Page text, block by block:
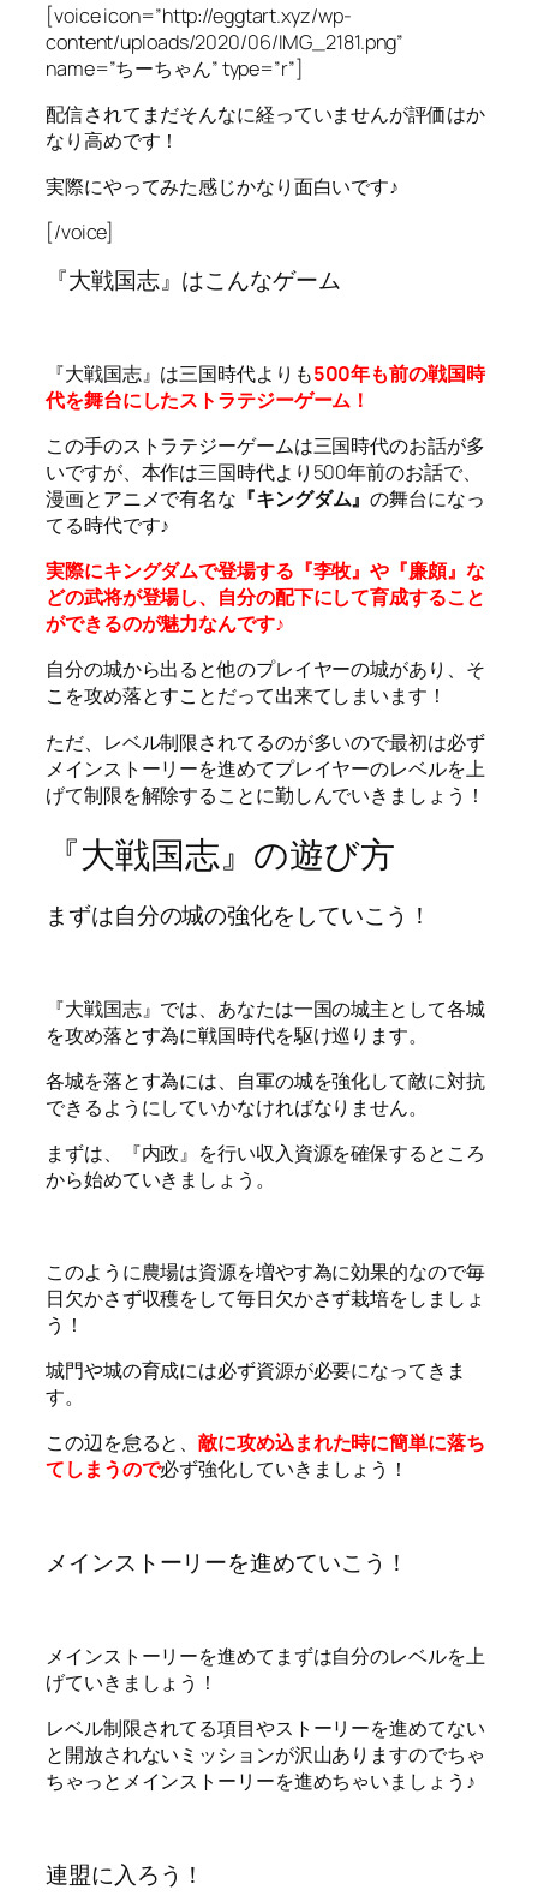
[voice icon=”http://eggtart.xyz/wp-
content/uploads/2020/06/IMG_2181.png”
name=”ちーちゃん” type=”r”]
配信されてまだそんなに経っていませんが評価はか
なり高めです！
実際にやってみた感じかなり面白いです♪
[/voice]
『大戦国志』はこんなゲーム
『大戦国志』は三国時代よりも500年も前の戦国時
代を舞台にしたストラテジーゲーム！
この手のストラテジーゲームは三国時代のお話が多
いですが、本作は三国時代より500年前のお話で、
漫画とアニメで有名な 『キングダム』の舞台になっ
てる時代です♪
実際にキングダムで登場する『李牧』や『廉頗』な
どの武将が登場し、自分の配下にして育成すること
ができるのが魅力なんです♪
自分の城から出ると他のプレイヤーの城があり、そ
こを攻め落とすことだって出来てしまいます！
ただ、レベル制限されてるのが多いので最初は必ず
メインストーリーを進めてプレイヤーのレベルを上
げて制限を解除することに勤しんでいきましょう！
『大戦国志』の遊び方
まずは自分の城の強化をしていこう！
『大戦国志』では、あなたは一国の城主として各城
を攻め落とす為に戦国時代を駆け巡ります。
各城を落とす為には、自軍の城を強化して敵に対抗
できるようにしていかなければなりません。
まずは、『内政』を行い収入資源を確保するところ
から始めていきましょう。
このように農場は資源を増やす為に効果的なので毎
日欠かさず収穫をして毎日欠かさず栽培をしましょ
う！
城門や城の育成には必ず資源が必要になってきま
す。
この辺を怠ると、敵に攻め込まれた時に簡単に落ち
てしまうので必ず強化していきましょう！
メインストーリーを進めていこう！
メインストーリーを進めてまずは自分のレベルを上
げていきましょう！
レベル制限されてる項目やストーリーを進めてない
と開放されないミッションが沢山ありますのでちゃ
ちゃっとメインストーリーを進めちゃいましょう♪
連盟に入ろう！